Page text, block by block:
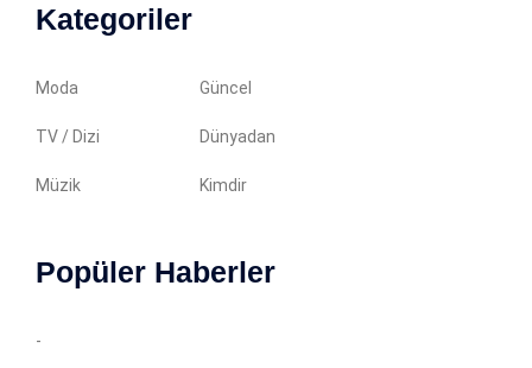
Kategoriler
Moda Güncel
TV / Dizi Dünyadan
Müzik Kimdir
Popüler Haberler
-